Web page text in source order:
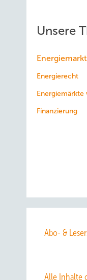
Unsere
Energiemarkt
Energierecht
Finanzierung
Abo- &
Alle Inhalte